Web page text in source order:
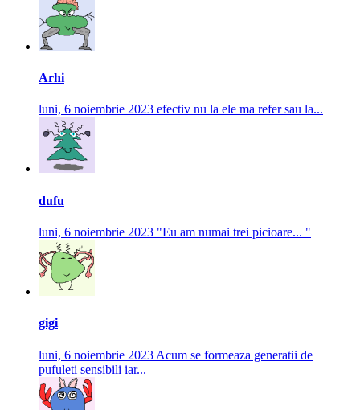
Arhi
luni, 6 noiembrie 2023 efectiv nu la ele ma refer sau la...
dufu
luni, 6 noiembrie 2023 "Eu am numai trei picioare... "
gigi
luni, 6 noiembrie 2023 Acum se formeaza generatii de
pufuleti sensibili iar...